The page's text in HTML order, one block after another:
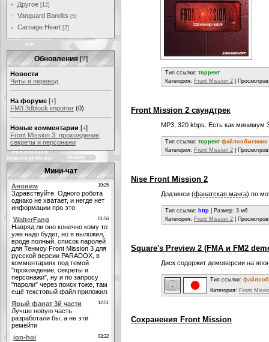
Другое [12]
Vanguard Bandits [5]
Carnage Heart [2]
Обновления [?]
Новости
Читы и перевод
На форуме [+]
FM3 3dblock importer (0)
Новые комментарии [+]
Front Mission 3: прохождение,
секреты и персонажи
Мини-чат
Тип ссылки: торрент
Категория: Front Mission 2 |
Front Mission 2 саундтрек
MP3, 320 kbps. Есть как минимум
Тип ссылки: торрент файлообменник
Категория: Front Mission 2 |
Nise Front Mission 2
Додзинси (фанатская манга) по
Тип ссылки: http
| Размер: 3 мб
Категория: Front Mission 2 |
Square's Preview 2 (FMA и FM2
Диск содержит демоверсии на
Тип ссылки:
Категория: Front
Сохранения Front Mission